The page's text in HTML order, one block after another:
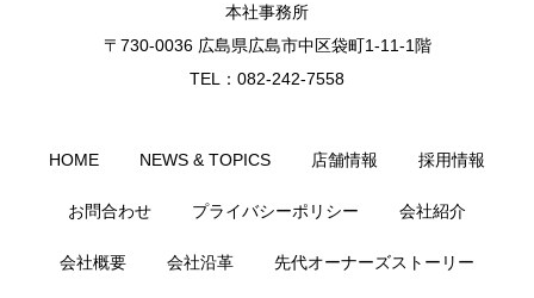
本社事務所
〒730-0036 広島県広島市中区袋町1-11-1階
TEL：082-242-7558
HOME NEWS & TOPICS 店舗情報 採用情報
お問合わせ プライバシーポリシー 会社紹介
会社概要 会社沿革 先代オーナーズストーリー